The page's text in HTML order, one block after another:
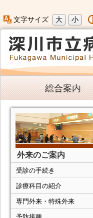
文字サイズ 大 小
総合案内
外来のご案内
受診の手続き
診療科目の紹介
専門外来・特殊外来